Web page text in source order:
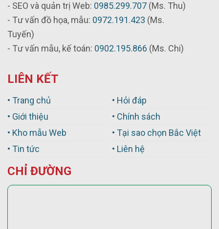
- SEO và quản trị Web: 0985.299.707 (Ms. Thu)
- Tư vấn đồ họa, mẫu: 0972.191.423 (Ms.
Tuyến)
- Tư vấn mẫu, kế toán: 0902.195.866 (Ms. Chi)
LIÊN KẾT
• Trang chủ
• Giới thiệu
• Kho mẫu Web
• Tin tức
• Hỏi đáp
• Chính sách
• Tại sao chọn Bắc Việt
• Liên hệ
CHỈ ĐƯỜNG